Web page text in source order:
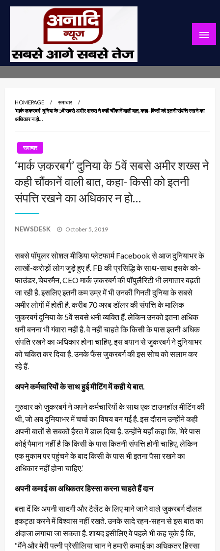
Skip
सबसे आगे सबसे तेज
HOMEPAGE
समाचार
‘मार्क ज़करबर्ग’ दुनिया के 5वें सबसे अमीर शख्स ने कही चौंकानें वाली बात, कहा- किसी को इतनी संपत्ति रखने का
अधिकार न हो…
समाचार
‘मार्क ज़करबर्ग’ दुनिया के 5वें सबसे अमीर शख्स ने
कही चौंकानें वाली बात, कहा- किसी को इतनी
संपत्ति रखने का अधिकार न हो…
NEWSDESK
Posted
October 5, 2019
सबसे पॉपुलर सोशल मीडिया प्लेटफार्म Facebook से आज दुनियाभर के
लाखों-करोड़ों लोग जुड़े हुए हैं. FB की प्रसिद्धि के साथ-साथ इसके को-
फाउंडर, चेयरमैन, CEO मार्क ज़करबर्ग की पॉपुलैरिटी भी लगातार बढ़ती
जा रही है. इसलिए इतनी कम उम्र में भी उनकी गिनती दुनिया के सबसे
अमीर लोगों में होती है. करीब 70 अरब डॉलर की संपत्ति के मालिक
जुकरबर्ग दुनिया के 5वें सबसे धनी व्यक्ति हैं. लेकिन उनको इतना अधिक
धनी बनना भी गंवारा नहीं है. वे नहीं चाहते कि किसी के पास इतनी अधिक
संपति रखने का अधिकार होना चाहिए. इस बयान से जुकरबर्ग ने दुनियाभर
को चकित कर दिया है. उनके फैंस जुकरबर्ग की इस सोच को सलाम कर
रहे हैं.
अपने कर्मचारियों के साथ हुई मीटिंग में कही ये बात.
गुरुवार को जुकरबर्ग ने अपने कर्मचारियों के साथ एक टाउनहॉल मीटिंग की
थी, जो अब दुनियाभर में चर्चा का विषय बन गई है. इस दौरान उन्होंने कही
अपनी बातों से सबकों हैरत में डाल दिया है. उन्होंने यहाँ कहा कि, ‘मेरे पास
कोई पैमाना नहीं है कि किसी के पास कितनी संपत्ति होनी चाहिए, लेकिन
एक मुकाम पर पहुंचने के बाद किसी के पास भी इतना पैसा रखने का
अधिकार नहीं होना चाहिए.’
अपनी कमाई का अधिकतर हिस्सा करना चाहते हैं दान
बता दें कि अपनी सादगी और टैलेंट के लिए माने जाने वाले जुकरबर्ग दौलत
इकट्ठा करने में विश्वास नहीं रखते. उनके सादे रहन-सहन से इस बात का
अंदाजा लगाया जा सकता है. शायद इसीलिए वे पहले भी कह चुके हैं कि,
“मैंने और मेरी पत्नी प्रेसीलिया चान ने हमारी कमाई का अधिकतर हिस्सा